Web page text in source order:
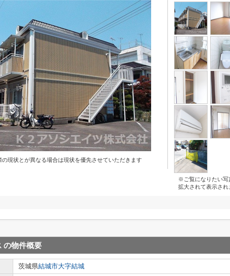
現状とが異なる場合は現状を優先させていただきます
※ご覧になりたい写
拡大されて表示され
の物件概要
茨城県結城市大字結城